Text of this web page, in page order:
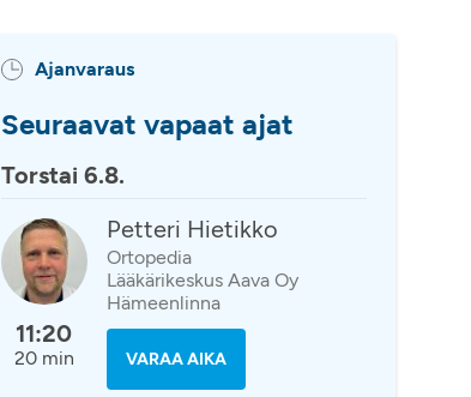
Ajanvaraus
Seuraavat vapaat ajat
Torstai 6.8.
11:20
20 min
Petteri Hietikko
Ortopedia
Lääkärikeskus Aava Oy
Hämeenlinna
VARAA AIKA